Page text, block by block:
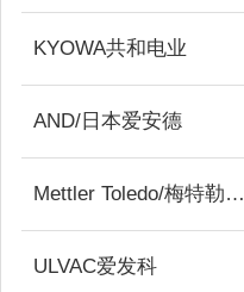
KYOWA共和电业
AND/日本爱安德
Mettler Toledo/梅特勒托利多
ULVAC爱发科